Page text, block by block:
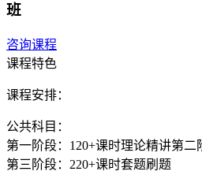
班
咨询课程
课程特色
课程安排：
公共科目：
第一阶段：120+课时理论精讲第二
第三阶段：220+课时套题刷题